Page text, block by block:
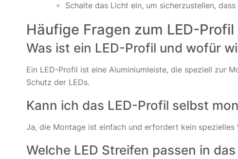
Schalte das Licht ein, um sicherzustellen,
Häufige Fragen zum LED-Profil
Was ist ein LED-Profil und wofür
Ein LED-Profil ist eine Aluminiumleiste, die speziell zur
Schutz der LEDs.
Kann ich das LED-Profil selbst
Ja, die Montage ist einfach und erfordert kein
Welche LED Streifen passen in